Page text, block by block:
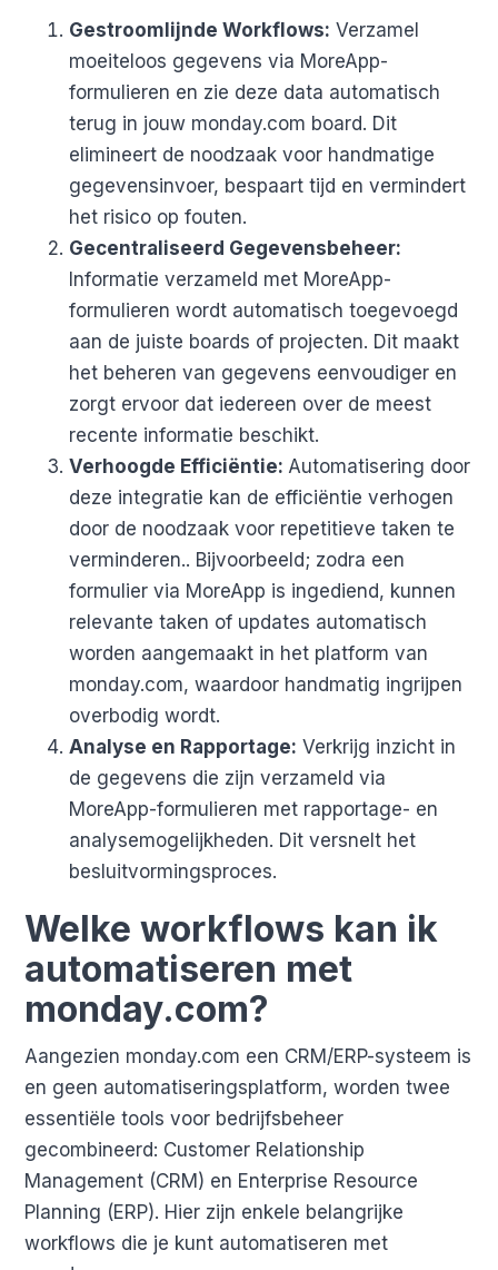
Gestroomlijnde Workflows: Verzamel
moeiteloos gegevens via MoreApp-
formulieren en zie deze data automatisch
terug in jouw monday.com board. Dit
elimineert de noodzaak voor handmatige
gegevensinvoer, bespaart tijd en vermindert
het risico op fouten.
Gecentraliseerd Gegevensbeheer:
Informatie verzameld met MoreApp-
formulieren wordt automatisch toegevoegd
aan de juiste boards of projecten. Dit maakt
het beheren van gegevens eenvoudiger en
zorgt ervoor dat iedereen over de meest
recente informatie beschikt.
Verhoogde Efficiëntie: Automatisering door
deze integratie kan de efficiëntie verhogen
door de noodzaak voor repetitieve taken te
verminderen.. Bijvoorbeeld; zodra een
formulier via MoreApp is ingediend, kunnen
relevante taken of updates automatisch
worden aangemaakt in het platform van
monday.com, waardoor handmatig ingrijpen
overbodig wordt.
Analyse en Rapportage: Verkrijg inzicht in
de gegevens die zijn verzameld via
MoreApp-formulieren met rapportage- en
analysemogelijkheden. Dit versnelt het
besluitvormingsproces.
Welke workflows kan ik
automatiseren met
monday.com?
Aangezien monday.com een CRM/ERP-systeem is
en geen automatiseringsplatform, worden twee
essentiële tools voor bedrijfsbeheer
gecombineerd: Customer Relationship
Management (CRM) en Enterprise Resource
Planning (ERP). Hier zijn enkele belangrijke
workflows die je kunt automatiseren met